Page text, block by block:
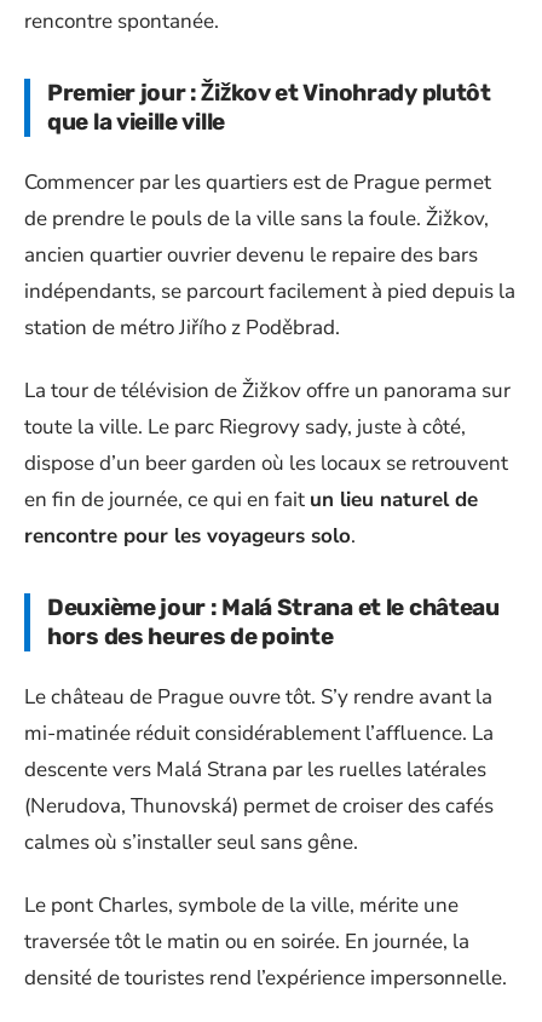
rencontre spontanée.
Premier jour : Žižkov et Vinohrady plutôt
que la vieille ville
Commencer par les quartiers est de Prague permet
de prendre le pouls de la ville sans la foule. Žižkov,
ancien quartier ouvrier devenu le repaire des bars
indépendants, se parcourt facilement à pied depuis la
station de métro Jiřího z Poděbrad.
La tour de télévision de Žižkov offre un panorama sur
toute la ville. Le parc Riegrovy sady, juste à côté,
dispose d’un beer garden où les locaux se retrouvent
en fin de journée, ce qui en fait un lieu naturel de
rencontre pour les voyageurs solo.
Deuxième jour : Malá Strana et le château
hors des heures de pointe
Le château de Prague ouvre tôt. S’y rendre avant la
mi-matinée réduit considérablement l’affluence. La
descente vers Malá Strana par les ruelles latérales
(Nerudova, Thunovská) permet de croiser des cafés
calmes où s’installer seul sans gêne.
Le pont Charles, symbole de la ville, mérite une
traversée tôt le matin ou en soirée. En journée, la
densité de touristes rend l’expérience impersonnelle.